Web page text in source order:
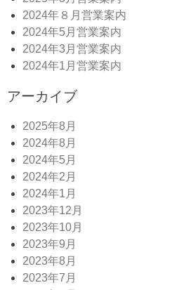
2024年８月営業案内
2024年5月営業案内
2024年3月営業案内
2024年1月営業案内
アーカイブ
2025年8月
2024年8月
2024年5月
2024年2月
2024年1月
2023年12月
2023年10月
2023年9月
2023年8月
2023年7月